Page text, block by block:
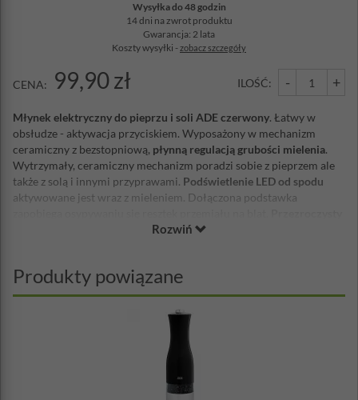
Wysyłka do 48 godzin
14 dni na zwrot produktu
Gwarancja: 2 lata
Koszty wysyłki -zobacz szczegóły
CENA: 99,90 zł ILOŚĆ: - +
Młynek elektryczny do pieprzu i soli ADE czerwony. Łatwy w
obsłudze - aktywacja przyciskiem. Wyposażony w mechanizm
ceramiczny z bezstopniową, płynną regulacją grubości mielenia.
Wytrzymały, ceramiczny mechanizm poradzi sobie z pieprzem ale
także z solą i innymi przyprawami. Podświetlenie LED od spodu
aktywowane jest wraz z mieleniem. Dołączona podstawka
pozwala łatwo zidentyfikować zawartość młynka.
wyjątkowym, elektrycznym młynkiem do soli i pieprzu ADE, który
zapewnia idealnie dozowaną, świeżo zmieloną przyprawę, za
naciśnięciem jednego przycisku. Dzięki temu, młynek jest
niezbędnym pomocnikiem kuchennym podczas gotowania oraz
ceramicznemu, sól, pieprz i inne przyprawy są łatwo i idealnie
mielone - w zależności od potrzeb, drobnoziarniście lub
gruboziarniście. Podczas mielenia włącza się dioda LED na spodzie
młynka - dzięki temu ilość przypraw jest wyraźnie widoczna.
Rozwiń
Produkty powiązane